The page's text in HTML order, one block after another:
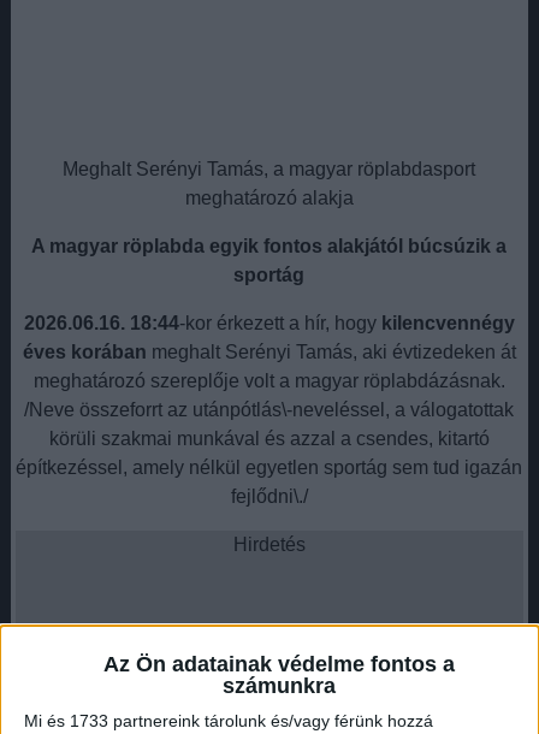
Az Ön adatainak védelme fontos a
számunkra
Mi és 1733 partnereink tárolunk és/vagy férünk hozzá
Meghalt Serényi Tamás, a magyar röplabdasport
meghatározó alakja
A magyar röplabda egyik fontos alakjától búcsúzik a
sportág
2026.06.16. 18:44-kor érkezett a hír, hogy kilencvennégy
éves korában meghalt Serényi Tamás, aki évtizedeken át
meghatározó szereplője volt a magyar röplabdázásnak.
/Neve összeforrt az utánpótlás\-neveléssel, a válogatottak
körüli szakmai munkával és azzal a csendes, kitartó
építkezéssel, amely nélkül egyetlen sportág sem tud igazán
fejlődni\./
Hirdetés
Serényi Tamás nem a látványos szereplések embere volt,
hanem azé a háttérben végzett, következetes munkáé,